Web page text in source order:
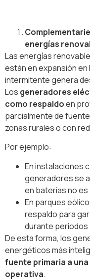
energías
Las energías
están en expansión en
intermitente genera
Los generadores
como respaldoen
parcialmente de
zonas rurales o con
Por ejemplo:
En instalaciones
generadores se
en baterías no
En parques
respaldo para
durante periodos
De esta forma, los
energéticos más
fuente primaria a
operativa.